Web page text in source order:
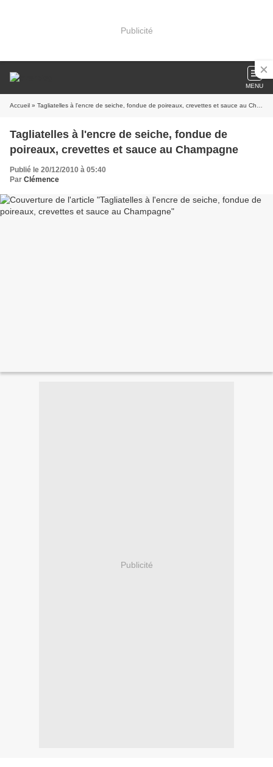
Publicité
MENU
Accueil » Tagliatelles à l'encre de seiche, fondue de poireaux, crevettes et sauce au Champagne
Tagliatelles à l'encre de seiche, fondue de
poireaux, crevettes et sauce au Champagne
Publié le 20/12/2010 à 05:40
Par Clémence
Publicité